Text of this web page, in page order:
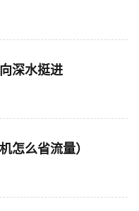
深水挺进
怎么省流量）